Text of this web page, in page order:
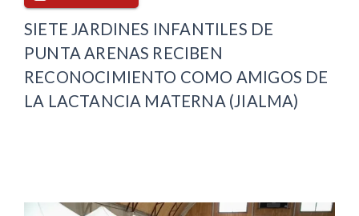
SIETE JARDINES INFANTILES DE
PUNTA ARENAS RECIBEN
RECONOCIMIENTO COMO AMIGOS DE
LA LACTANCIA MATERNA (JIALMA)